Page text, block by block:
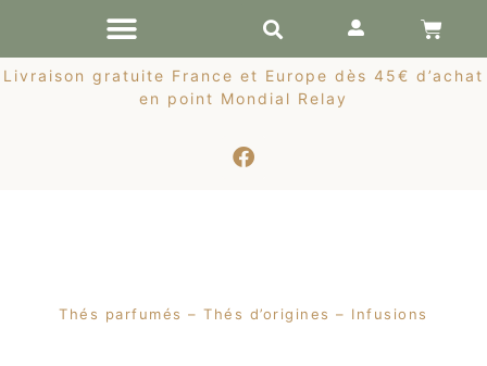
Livraison gratuite France et Europe dès 45€ d’achat
en point Mondial Relay
Thés parfumés – Thés d’origines – Infusions